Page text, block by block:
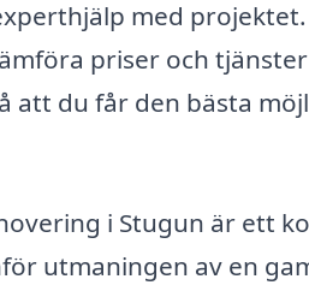
med
priser och
att du får den bästa
i Stugun är ett
utmaningen av en